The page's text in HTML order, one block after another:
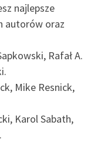
najlepsze
autorów oraz
Rafał A.
Mike Resnick,
Karol Sabath,